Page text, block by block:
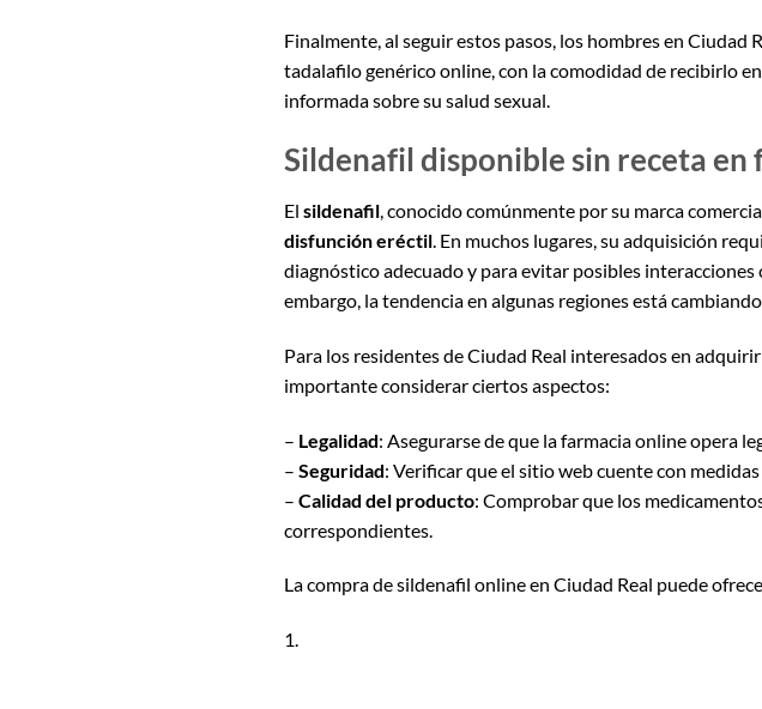
Finalmente, al seguir estos pasos, los hombres en
tadalafilo genérico online, con la comodidad de recibirlo
informada sobre su salud sexual.
Sildenafil disponible sin receta en
El sildenafil, conocido comúnmente por su marca
disfunción eréctil. En muchos lugares, su adquisición
diagnóstico adecuado y para evitar posibles
embargo, la tendencia en algunas regiones está
Para los residentes de Ciudad Real interesados en adquirir
importante considerar ciertos aspectos:
– Legalidad: Asegurarse de que la farmacia online opera
– Seguridad: Verificar que el sitio web cuente con
– Calidad del producto: Comprobar que los
correspondientes.
La compra de sildenafil online en Ciudad Real puede
1.